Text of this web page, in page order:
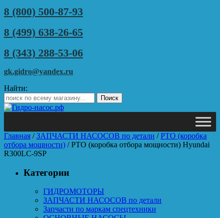
8 (800) 500-87-93
8 (499) 638-26-65
8 (343) 288-53-06
gk.gidro@yandex.ru
Найти:
Главная /ЗАПЧАСТИ НАСОСОВ по детали /PTO (коробка
отбора мощности) / PTO (коробка отбора мощности) Hyundai
R300LC-9SP
Категории
ГИДРОМОТОРЫ
ЗАПЧАСТИ НАСОСОВ по детали
Запчасти по маркам спецтехники